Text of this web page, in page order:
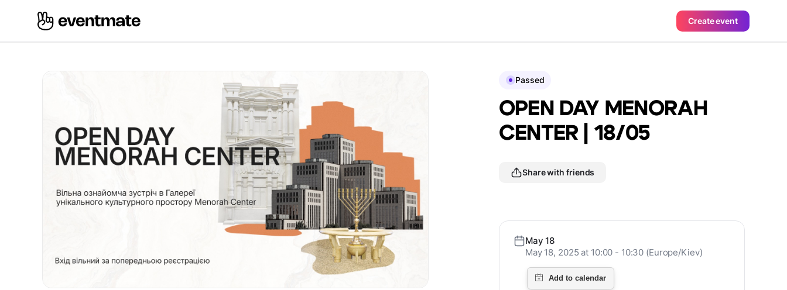
Create event
Passed
OPEN DAY MENORAH
CENTER | 18/05
Share with friends
May 18
May 18, 2025 at 10:00 - 10:30 (Europe/Kiev)